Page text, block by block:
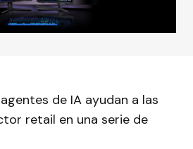
de IA ayudan a las
retail en una serie de